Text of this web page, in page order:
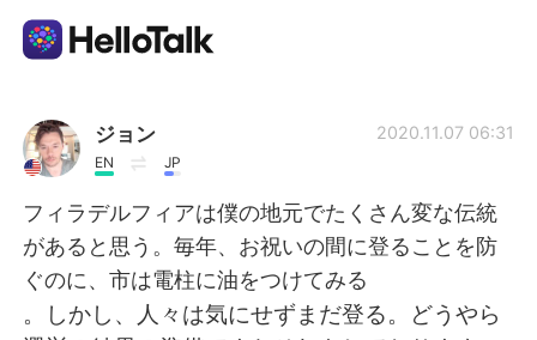
Приложение для Языкового Обмена
AI Grammar Checker
Русский
ジョン
EN JP
2020.11.07 06:31
フィラデルフィアは僕の地元でたくさん変な伝統
があると思う。毎年、お祝いの間に登ることを防
ぐのに、市は電柱に油をつけてみる
。しかし、人々は気にせずまだ登る。どうやら